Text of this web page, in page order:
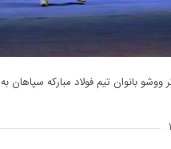
ووشو بانوان تیم فولاد مبارکه